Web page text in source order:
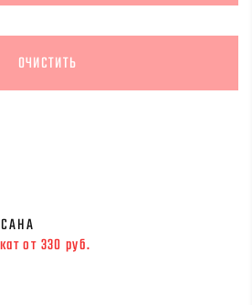
от 330 руб.